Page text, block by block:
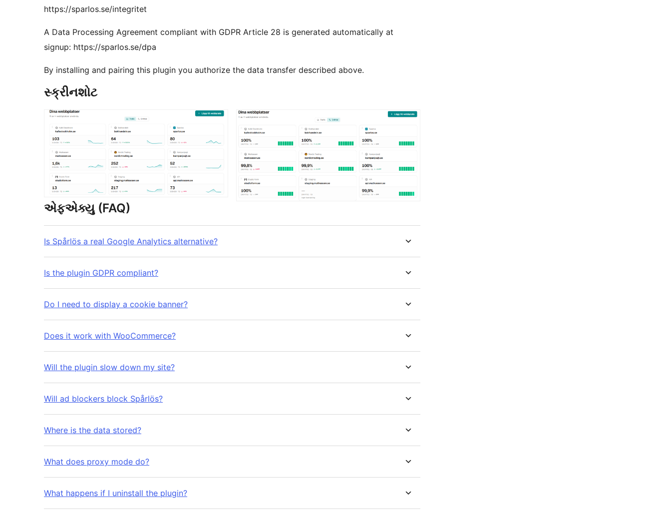
https://sparlos.se/integritet
A Data Processing Agreement compliant with GDPR Article 28 is generated automatically at
signup: https://sparlos.se/dpa
By installing and pairing this plugin you authorize the data transfer described above.
સ્ક્રીનશોટ
એફએક્યુ (FAQ)
Is Spårlös a real Google Analytics alternative?
Is the plugin GDPR compliant?
Do I need to display a cookie banner?
Does it work with WooCommerce?
Will the plugin slow down my site?
Will ad blockers block Spårlös?
Where is the data stored?
What does proxy mode do?
What happens if I uninstall the plugin?